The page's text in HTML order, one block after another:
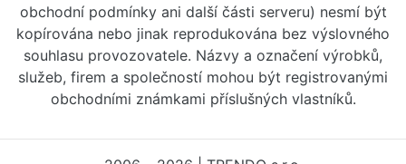
obchodní podmínky ani další části serveru) nesmí být
kopírována nebo jinak reprodukována bez výslovného
souhlasu provozovatele. Názvy a označení výrobků,
služeb, firem a společností mohou být registrovanými
obchodními známkami příslušných vlastníků.